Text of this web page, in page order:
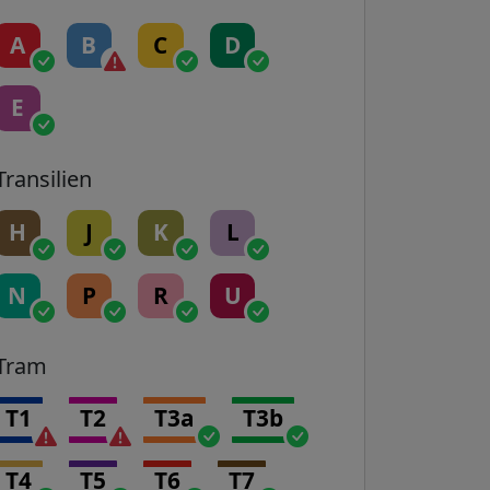
A B C D
E
H J K L
N P R U
T1 T2 T3a T3b
T4 T5 T6 T7